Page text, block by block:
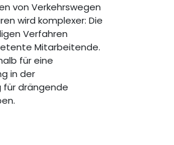
von Verkehrswegen
wird komplexer: Die
Verfahren
Mitarbeitende.
für eine
in der
für drängende